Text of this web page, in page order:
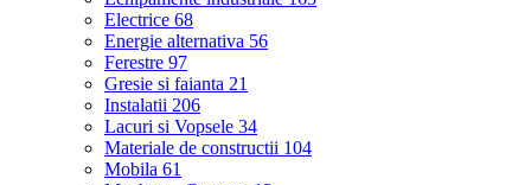
Electrice 68
Energie alternativa 56
Ferestre 97
Gresie si faianta 21
Instalatii 206
Lacuri si Vopsele 34
Materiale de constructii 104
Mobila 61